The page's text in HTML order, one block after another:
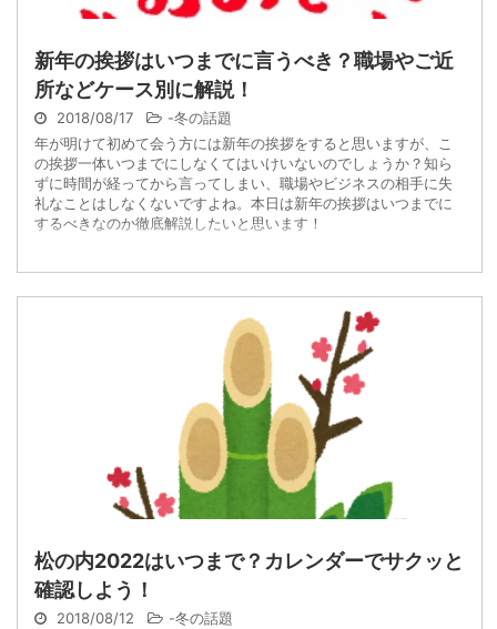
新年の挨拶はいつまでに言うべき？職場やご近
所などケース別に解説！
2018/08/17 -冬の話題
年が明けて初めて会う方には新年の挨拶をすると思いますが、こ
の挨拶一体いつまでにしなくてはいけいないのでしょうか？知ら
ずに時間が経ってから言ってしまい、職場やビジネスの相手に失
礼なことはしなくないですよね。本日は新年の挨拶はいつまでに
するべきなのか徹底解説したいと思います！
松の内2022はいつまで？カレンダーでサクッと
確認しよう！
2018/08/12 -冬の話題